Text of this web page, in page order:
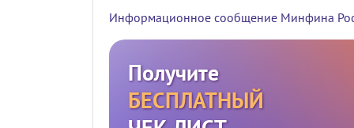
Информационное сообщение Минфина
Получите
БЕСПЛАТНЫЙ